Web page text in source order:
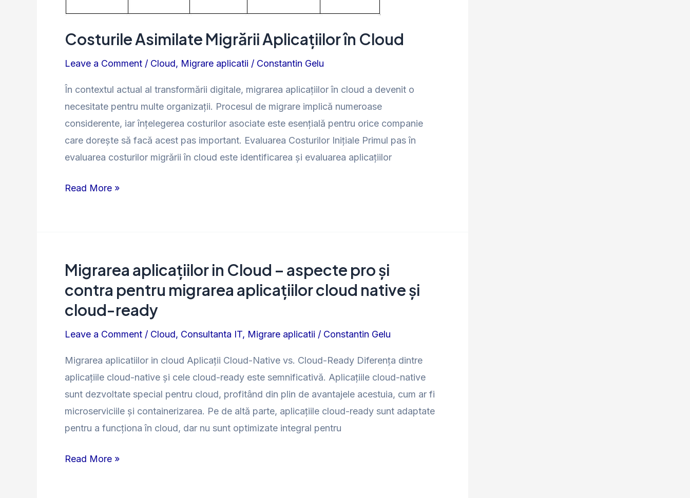
Costurile Asimilate Migrării Aplicațiilor în Cloud
Leave a Comment / Cloud, Migrare aplicatii / Constantin Gelu
În contextul actual al transformării digitale, migrarea aplicațiilor în cloud a devenit o
necesitate pentru multe organizații. Procesul de migrare implică numeroase
considerente, iar înțelegerea costurilor asociate este esențială pentru orice companie
care dorește să facă acest pas important. Evaluarea Costurilor Inițiale Primul pas în
evaluarea costurilor migrării în cloud este identificarea și evaluarea aplicațiilor
Read More »
Migrarea aplicațiilor in Cloud – aspecte pro și
contra pentru migrarea aplicațiilor cloud native și
cloud-ready
Leave a Comment / Cloud, Consultanta IT, Migrare aplicatii / Constantin Gelu
Migrarea aplicatiilor in cloud Aplicații Cloud-Native vs. Cloud-Ready Diferența dintre
aplicațiile cloud-native și cele cloud-ready este semnificativă. Aplicațiile cloud-native
sunt dezvoltate special pentru cloud, profitând din plin de avantajele acestuia, cum ar fi
microserviciile și containerizarea. Pe de altă parte, aplicațiile cloud-ready sunt adaptate
pentru a funcționa în cloud, dar nu sunt optimizate integral pentru
Migrarea
aplicațiilor
Cloud
–
pro
și
migrarea
aplicațiilor
Read More »